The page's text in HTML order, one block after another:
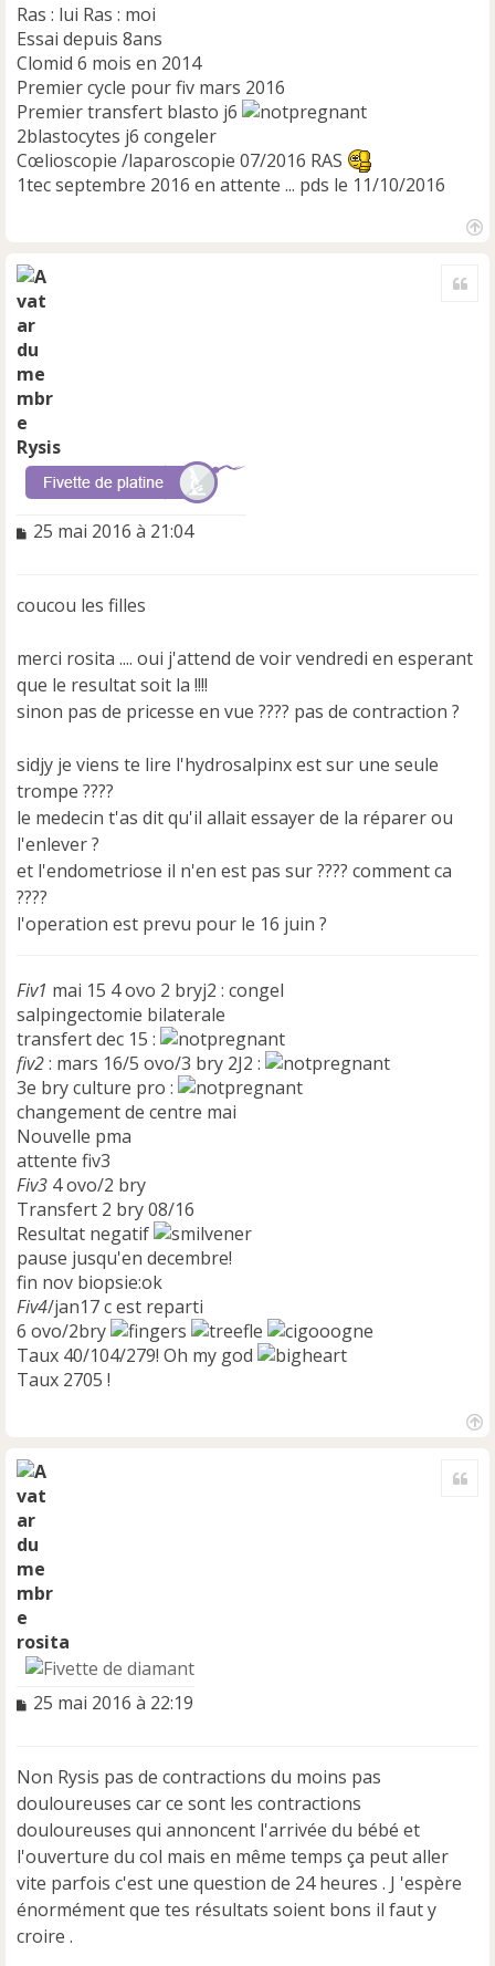
Ras : lui Ras : moi
Essai depuis 8ans
Clomid 6 mois en 2014
Premier cycle pour fiv mars 2016
Premier transfert blasto j6
2blastocytes j6 congeler
Cœlioscopie /laparoscopie 07/2016 RAS
1tec septembre 2016 en attente ... pds le 11/10/2016
Rysis
M
a
e
n
o
n
u
25 mai 2016 à 21:04
coucou les filles
merci rosita .... oui j'attend de voir vendredi en esperant
que le resultat soit la !!!!
sinon pas de pricesse en vue ???? pas de contraction ?
sidjy je viens te lire l'hydrosalpinx est sur une seule
trompe ????
le medecin t'as dit qu'il allait essayer de la réparer ou
l'enlever ?
et l'endometriose il n'en est pas sur ???? comment ca
????
l'operation est prevu pour le 16 juin ?
Fiv1 mai 15 4 ovo 2 bryj2 : congel
salpingectomie bilaterale
transfert dec 15 :
fiv2: mars 16/5 ovo/3 bry 2J2 :
3e bry culture pro :
changement de centre mai
Nouvelle pma
attente fiv3
Fiv3 4 ovo/2 bry
Transfert 2 bry 08/16
Resultat negatif
pause jusqu'en decembre!
fin nov biopsie:ok
Fiv4/jan17 c est reparti
6 ovo/2bry
Taux 40/104/279! Oh my god
Taux 2705 !
rosita
M
s
a
g
e
n
o
n
l
u
25 mai 2016 à 22:19
Non Rysis pas de contractions du moins pas
douloureuses car ce sont les contractions
douloureuses qui annoncent l'arrivée du bébé et
l'ouverture du col mais en même temps ça peut aller
vite parfois c'est une question de 24 heures . J 'espère
énormément que tes résultats soient bons il faut y
croire .